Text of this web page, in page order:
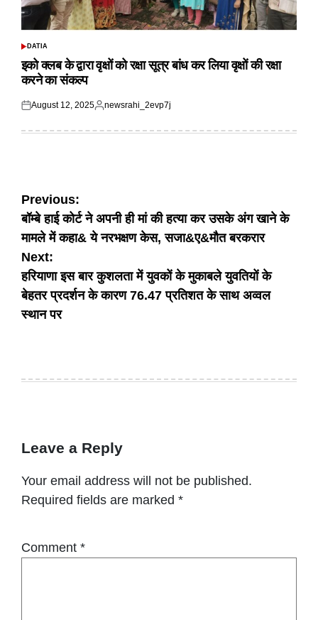
POSTED
DATIA
इको क्लब के द्वारा वृक्षों को रक्षा सूत्र बांध कर लिया वृक्षों की रक्षा
करने का संकल्प
Posted
August 12, 2025
Posted
newsrahi_2evp7j
Post
navigation
Previous:
बॉम्बे हाई कोर्ट ने अपनी ही मां की हत्या कर उसके अंग खाने के
मामले में कहा& ये नरभक्षण केस, सजा&ए&मौत बरकरार
Next:
हरियाणा इस बार कुशलता में युवकों के मुकाबले युवतियों के
बेहतर प्रदर्शन के कारण 76.47 प्रतिशत के साथ अव्वल
स्थान पर
Leave a Reply
Your email address will not be published.
Required fields are marked *
Comment *